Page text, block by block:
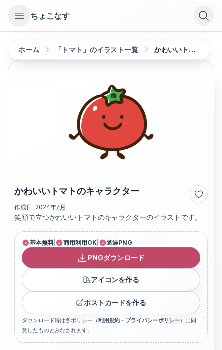
Open sidebar
ちょこなす
ホーム 「トマト」のイラスト一覧 かわいいトマトのキャラクター
かわいいトマトのキャラクター
作成日: 2024年7月
笑顔で立つかわいいトマトのキャラクターのイラストです。
基本無料 商用利用OK 透過PNG
PNGダウンロード
アイコンを作る
ポストカードを作る
ダウンロード時は各ポリシー（利用規約 ・ プライバシーポリシー）に同
意したものとみなされます。